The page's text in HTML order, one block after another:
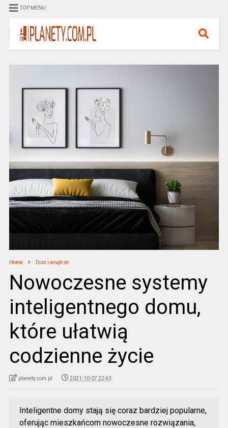
TOP MENU
Home Dom i wnętrze
Nowoczesne systemy
inteligentnego domu,
które ułatwią
codzienne życie
planety.com.pl 2021-10-07 22:43
Inteligentne domy stają się coraz bardziej popularne,
oferując mieszkańcom nowoczesne rozwiązania,